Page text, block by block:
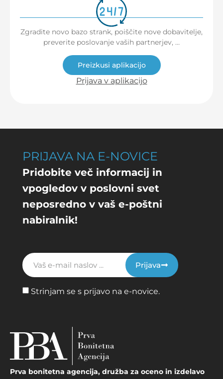
Zgradite novo bazo strank, poiščite nove dobavitelje,
preverite poslovanje vaših partnerjev, …
Preizkusi aplikacijo
Prijava v aplikacijo
PRIJAVA NA E-NOVICE
Pridobite več informacij in
vpogledov v poslovni svet
neposredno v vaš e-poštni
nabiralnik!
Strinjam se s prijavo na e-novice.
Prijava
Prva bonitetna agencija, družba za oceno in izdelavo